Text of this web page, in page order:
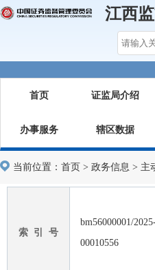
江西
首页 证监局介绍
办事服务 辖区数据
当前位置： 首页 > 政务信息 > 主
索 引 号
bm56000001/
00010556